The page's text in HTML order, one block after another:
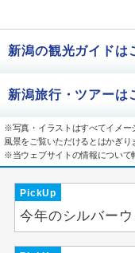
新潟の観光ガイドは
新潟旅行・ツアーは
※写真・イラストはすべてイメー
風景をご覧いただけるとはかぎり
※当ウェブサイトの情報について
PickUp
今年のシルバーウ